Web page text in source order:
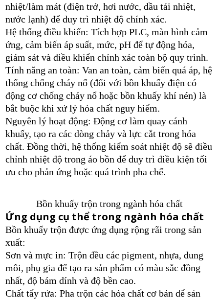
nhiệt/làm mát (điện trở, hơi nước, dầu tải nhiệt,
nước lạnh) để duy trì nhiệt độ chính xác.
Hệ thống điều khiển: Tích hợp PLC, màn hình cảm
ứng, cảm biến áp suất, mức, pH để tự động hóa,
giám sát và điều khiển chính xác toàn bộ quy trình.
Tính năng an toàn: Van an toàn, cảm biến quá áp, hệ
thống chống cháy nổ (đối với bồn khuấy điện có
động cơ chống cháy nổ hoặc bồn khuấy khí nén) là
bắt buộc khi xử lý hóa chất nguy hiểm.
Nguyên lý hoạt động: Động cơ làm quay cánh
khuấy, tạo ra các dòng chảy và lực cắt trong hóa
chất. Đồng thời, hệ thống kiểm soát nhiệt độ sẽ điều
chỉnh nhiệt độ trong áo bồn để duy trì điều kiện tối
ưu cho phản ứng hoặc quá trình pha chế.
Bồn khuấy trộn trong ngành hóa chất
Ứng dụng cụ thể trong ngành hóa chất
Bồn khuấy trộn được ứng dụng rộng rãi trong sản
xuất:
Sơn và mực in: Trộn đều các pigment, nhựa, dung
môi, phụ gia để tạo ra sản phẩm có màu sắc đồng
nhất, độ bám dính và độ bền cao.
Chất tẩy rửa: Pha trộn các hóa chất cơ bản để sản